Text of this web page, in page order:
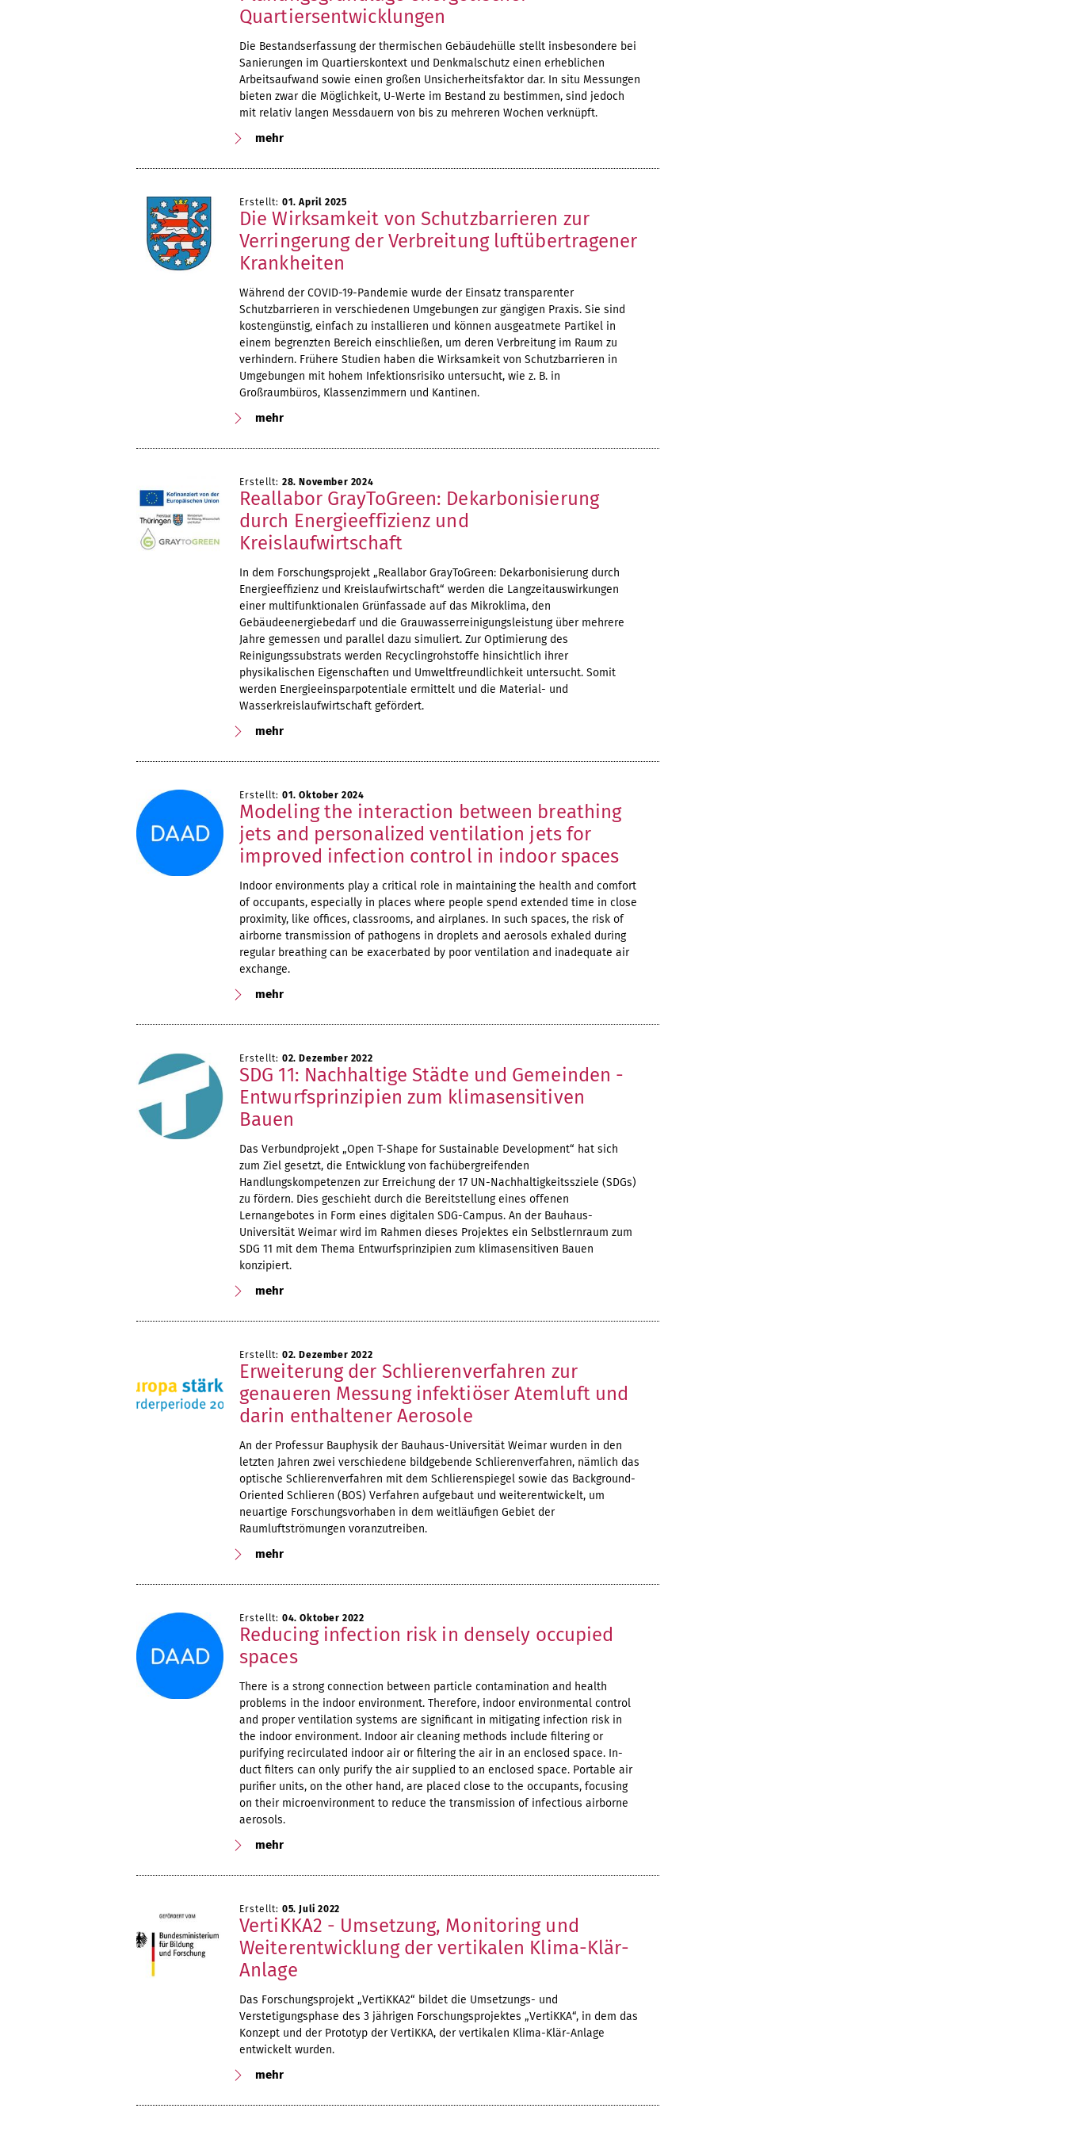
Quartiersentwicklungen
Die Bestandserfassung der thermischen Gebäudehülle stellt insbesondere bei
Sanierungen im Quartierskontext und Denkmalschutz einen erheblichen
Arbeitsaufwand sowie einen großen Unsicherheitsfaktor dar. In situ Messungen
bieten zwar die Möglichkeit, U-Werte im Bestand zu bestimmen, sind jedoch
mit relativ langen Messdauern von bis zu mehreren Wochen verknüpft.
mehr
Erstellt: 01. April 2025
Die Wirksamkeit von Schutzbarrieren zur
Verringerung der Verbreitung luftübertragener
Krankheiten
Während der COVID-19-Pandemie wurde der Einsatz transparenter
Schutzbarrieren in verschiedenen Umgebungen zur gängigen Praxis. Sie sind
kostengünstig, einfach zu installieren und können ausgeatmete Partikel in
einem begrenzten Bereich einschließen, um deren Verbreitung im Raum zu
verhindern. Frühere Studien haben die Wirksamkeit von Schutzbarrieren in
Umgebungen mit hohem Infektionsrisiko untersucht, wie z. B. in
Großraumbüros, Klassenzimmern und Kantinen.
mehr
Erstellt: 28. November 2024
Reallabor GrayToGreen: Dekarbonisierung
durch Energieeffizienz und
Kreislaufwirtschaft
In dem Forschungsprojekt „Reallabor GrayToGreen: Dekarbonisierung durch
Energieeffizienz und Kreislaufwirtschaft“ werden die Langzeitauswirkungen
einer multifunktionalen Grünfassade auf das Mikroklima, den
Gebäudeenergiebedarf und die Grauwasserreinigungsleistung über mehrere
Jahre gemessen und parallel dazu simuliert. Zur Optimierung des
Reinigungssubstrats werden Recyclingrohstoffe hinsichtlich ihrer
physikalischen Eigenschaften und Umweltfreundlichkeit untersucht. Somit
werden Energieeinsparpotentiale ermittelt und die Material- und
Wasserkreislaufwirtschaft gefördert.
mehr
Erstellt: 01. Oktober 2024
Modeling the interaction between breathing
jets and personalized ventilation jets for
improved infection control in indoor spaces
Indoor environments play a critical role in maintaining the health and comfort
of occupants, especially in places where people spend extended time in close
proximity, like offices, classrooms, and airplanes. In such spaces, the risk of
airborne transmission of pathogens in droplets and aerosols exhaled during
regular breathing can be exacerbated by poor ventilation and inadequate air
exchange.
mehr
Erstellt: 02. Dezember 2022
SDG 11: Nachhaltige Städte und Gemeinden -
Entwurfsprinzipien zum klimasensitiven
Bauen
Das Verbundprojekt „Open T-Shape for Sustainable Development“ hat sich
zum Ziel gesetzt, die Entwicklung von fachübergreifenden
Handlungskompetenzen zur Erreichung der 17 UN-Nachhaltigkeitssziele (SDGs)
zu fördern. Dies geschieht durch die Bereitstellung eines offenen
Lernangebotes in Form eines digitalen SDG-Campus. An der Bauhaus-
Universität Weimar wird im Rahmen dieses Projektes ein Selbstlernraum zum
SDG 11 mit dem Thema Entwurfsprinzipien zum klimasensitiven Bauen
konzipiert.
mehr
Erstellt: 02. Dezember 2022
Erweiterung der Schlierenverfahren zur
genaueren Messung infektiöser Atemluft und
darin enthaltener Aerosole
An der Professur Bauphysik der Bauhaus-Universität Weimar wurden in den
letzten Jahren zwei verschiedene bildgebende Schlierenverfahren, nämlich das
optische Schlierenverfahren mit dem Schlierenspiegel sowie das Background-
Oriented Schlieren (BOS) Verfahren aufgebaut und weiterentwickelt, um
neuartige Forschungsvorhaben in dem weitläufigen Gebiet der
Raumluftströmungen voranzutreiben.
mehr
Erstellt: 04. Oktober 2022
Reducing infection risk in densely occupied
spaces
There is a strong connection between particle contamination and health
problems in the indoor environment. Therefore, indoor environmental control
and proper ventilation systems are significant in mitigating infection risk in
the indoor environment. Indoor air cleaning methods include filtering or
purifying recirculated indoor air or filtering the air in an enclosed space. In-
duct filters can only purify the air supplied to an enclosed space. Portable air
purifier units, on the other hand, are placed close to the occupants, focusing
on their microenvironment to reduce the transmission of infectious airborne
aerosols.
mehr
Erstellt: 05. Juli 2022
VertiKKA2 - Umsetzung, Monitoring und
Weiterentwicklung der vertikalen Klima-Klär-
Anlage
Das Forschungsprojekt „VertiKKA2“ bildet die Umsetzungs- und
Verstetigungsphase des 3 jährigen Forschungsprojektes „VertiKKA“, in dem das
Konzept und der Prototyp der VertiKKA, der vertikalen Klima-Klär-Anlage
entwickelt wurden.
mehr